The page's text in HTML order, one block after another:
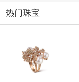
热门珠宝